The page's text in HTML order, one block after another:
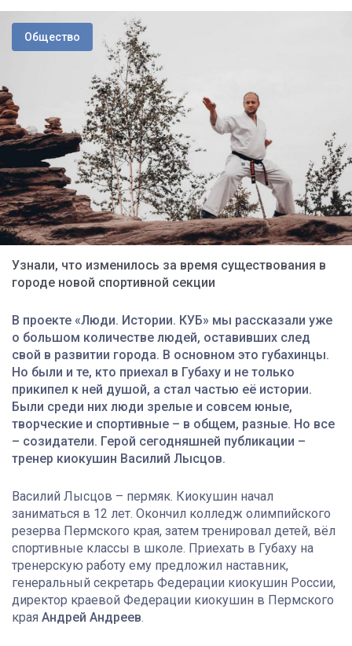
Общество
Узнали, что изменилось за время существования в
городе новой спортивной секции
В проекте «Люди. Истории. КУБ» мы рассказали уже
о большом количестве людей, оставивших след
свой в развитии города. В основном это губахинцы.
Но были и те, кто приехал в Губаху и не только
прикипел к ней душой, а стал частью её истории.
Были среди них люди зрелые и совсем юные,
творческие и спортивные – в общем, разные. Но все
– созидатели. Герой сегодняшней публикации –
тренер киокушин Василий Лысцов.
Василий Лысцов – пермяк. Киокушин начал
заниматься в 12 лет. Окончил колледж олимпийского
резерва Пермского края, затем тренировал детей, вёл
спортивные классы в школе. Приехать в Губаху на
тренерскую работу ему предложил наставник,
генеральный секретарь Федерации киокушин России,
директор краевой Федерации киокушин в Пермского
края Андрей Андреев.